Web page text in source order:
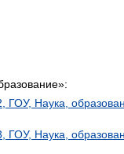
Наука,
Наука,